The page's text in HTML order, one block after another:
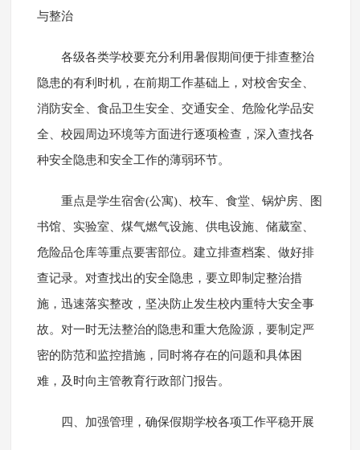
与整治
各级各类学校要充分利用暑假期间便于排查整治
隐患的有利时机，在前期工作基础上，对校舍安全、
消防安全、食品卫生安全、交通安全、危险化学品安
全、校园周边环境等方面进行逐项检查，深入查找各
种安全隐患和安全工作的薄弱环节。
重点是学生宿舍(公寓)、校车、食堂、锅炉房、图
书馆、实验室、煤气燃气设施、供电设施、储葳室、
危险品仓库等重点要害部位。建立排查档案、做好排
查记录。对查找出的安全隐患，要立即制定整治措
施，迅速落实整改，坚决防止发生校内重特大安全事
故。对一时无法整治的隐患和重大危险源，要制定严
密的防范和监控措施，同时将存在的问题和具体困
难，及时向主管教育行政部门报告。
四、加强管理，确保假期学校各项工作平稳开展